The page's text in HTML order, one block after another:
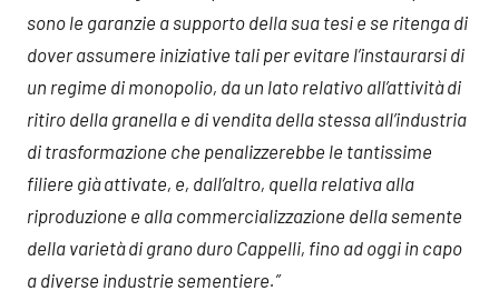
sono le garanzie a supporto della sua tesi e se ritenga di
dover assumere iniziative tali per evitare l’instaurarsi di
un regime di monopolio, da un lato relativo all’attività di
ritiro della granella e di vendita della stessa all’industria
di trasformazione che penalizzerebbe le tantissime
filiere già attivate, e, dall’altro, quella relativa alla
riproduzione e alla commercializzazione della semente
della varietà di grano duro Cappelli, fino ad oggi in capo
a diverse industrie sementiere.”